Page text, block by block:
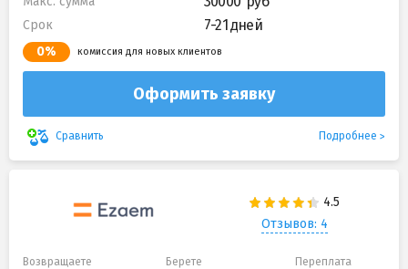
Срок 7-21 дней
0% комиссия для новых клиентов
Оформить заявку
Сравнить Подробнее
Отзывов: 4
Возвращаете Берете Переплата